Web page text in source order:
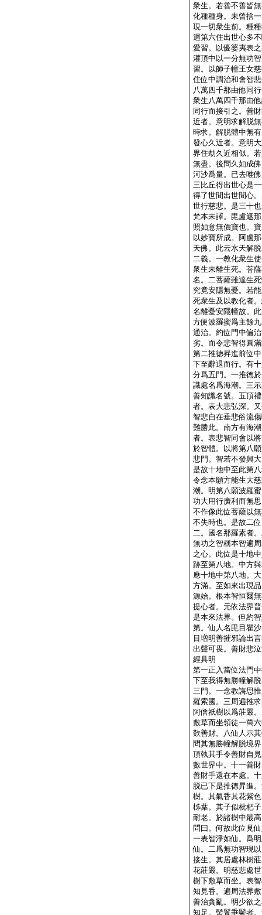
衆生。若善不善皆
化種種身。未曾捨
現一切衆生前。種
迴第六住出世心多
愛習。以優婆夷表
灌頂中以一分無功
習。以師子幢王女
住位中調治和會智
八萬四千那由他同
衆生八萬四千那由
同行而接引之。善
近者。意明求解脱
時求。解脱體中無
發心久近者。意明
界住劫久近相似。
無盡。後問久如成
河沙爲量。已去唯
三比丘得出世心是
得了世間出世間心
世行慈悲。是三十
梵本未譯。毘盧遮
照如意無價寶也。
以妙寶所成。阿盧
天佛。此云水天解
二義。一教化衆生
衆生未離生死。菩
名。二菩薩雖達生
究竟安隱無憂。若
死衆生及以教化者
名離憂安隱幢故。
方便波羅蜜爲主餘
通治。約位門中偏
劣。而令悲智得圓
第二推徳昇進前位
下至辭退而行。有
分爲五門。一推徳
識處名爲海潮。三
善知識名號。五頂
者。表大悲弘深。
智悲自在垂悲俗流
難勝此。南方有海
者。表悲智同會以
於智體。以將第八
悲門。智若不發興
是故十地中至此第
令念本願方能生大
潮。明第八願波羅
功大用行廣利而無
不作像此位菩薩以
不失時也。是故二
二。國名那羅素者
無功之智稱本智遍
之心。此位是十地
跡至第八地。中方
應十地中第八地。
方滿。至如來出現
源始。根本智恒爾
提心者。元依法界
是本來法界。但約
第。仙人名毘目瞿
目増明善摧邪論出
出聲可畏。善財悲
經具明
第一正入當位法門
下至我得無勝幢解
三門。一念教誨思
羅索國。三周遍推
阿僧祇樹以爲莊嚴
敷草而坐領徒一萬
歎善財。八仙人示
問其無勝幢解脱境
頂執其手令善財自
數世界中。十一善
善財手還在本處。
脱已下是推徳昇進
樹。其氣香其花紫
柹葉。其子似枇杷
耐老。於諸樹中最
問曰。何故此位見
一表智淨如仙。爲
仙。二爲無功智現
接生。其居處林樹
花莊嚴。明慈悲處
樹下敷草而坐。表
知見香。遍周法界
善治貪亂。明少欲
知足。髻鬟垂鬢者